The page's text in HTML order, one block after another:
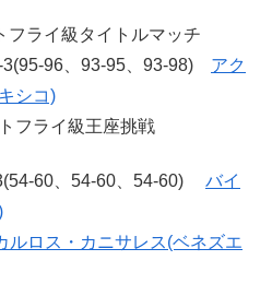
フライ級タイトルマッチ
96、93-95、93-98) アク
シコ)
フライ級王座挑戦
60、54-60、54-60) バイ
ルロス・カニサレス(ベネズエ